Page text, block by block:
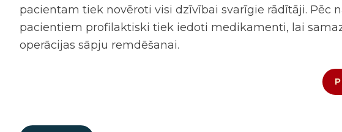
pacientam tiek novēroti visi dzīvībai svarīgie rādītāji. Pēc
pacientiem profilaktiski tiek iedoti medikamenti, lai
operācijas sāpju remdēšanai.